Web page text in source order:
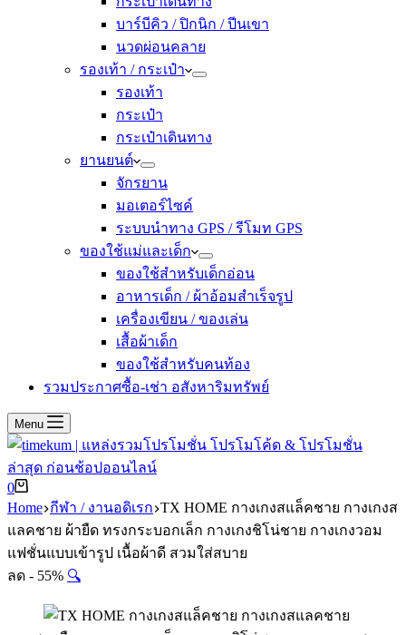
บาร์บีคิว / ปิกนิก / ปีนเขา
นวดผ่อนคลาย
รองเท้า / กระเป๋า
รองเท้า
กระเป๋า
กระเป๋าเดินทาง
ยานยนต์
จักรยาน
มอเตอร์ไซค์
ระบบนำทาง GPS / รีโมท GPS
ของใช้แม่และเด็ก
ของใช้สำหรับเด็กอ่อน
อาหารเด็ก / ผ้าอ้อมสำเร็จรูป
เครื่องเขียน / ของเล่น
เสื้อผ้าเด็ก
ของใช้สำหรับคนท้อง
รวมประกาศซื้อ-เช่า อสังหาริมทรัพย์
Menu
Shopping
cart
0
Home กีฬา / งานอดิเรก TX HOME กางเกงสแล็คชาย กางเกงส
แลคชาย ผ้ายืด ทรงกระบอกเล็ก กางเกงชิโน่ชาย กางเกงวอม
แฟชั่นแบบเข้ารูป เนื้อผ้าดี สวมใส่สบาย
ลด - 55% 🔍